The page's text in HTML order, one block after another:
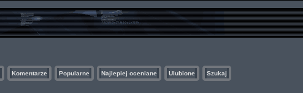
Komentarze Popularne Najlepiej oceniane Ulubione Szukaj